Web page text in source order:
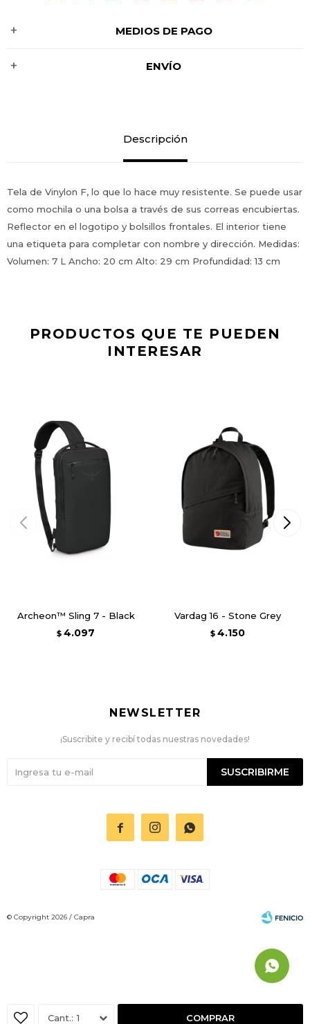
1 COMPRAR
MEDIOS DE PAGO
ENVÍO
Descripción
Tela de Vinylon F, lo que lo hace muy resistente. Se puede usar
como mochila o una bolsa a través de sus correas encubiertas.
Reflector en el logotipo y bolsillos frontales. El interior tiene
una etiqueta para completar con nombre y dirección. Medidas:
Volumen: 7 L Ancho: 20 cm Alto: 29 cm Profundidad: 13 cm
PRODUCTOS QUE TE PUEDEN
INTERESAR
Archeon™ Sling 7 - Black
$ 4.097
Vardag 16 - Stone Grey
$ 4.150
  
NEWSLETTER
¡Suscribite y recibí todas nuestras novedades!
SUSCRIBIRME
© Copyright 2026 / Capra